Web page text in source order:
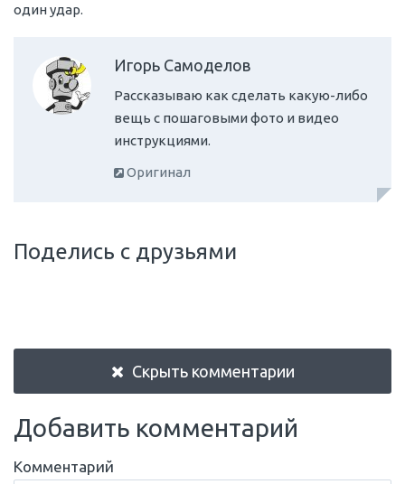
один удар.
Игорь Самоделов
Рассказываю как сделать какую-либо
вещь с пошаговыми фото и видео
инструкциями.
Оригинал
Поделись с друзьями
Скрыть комментарии
Добавить комментарий
Комментарий